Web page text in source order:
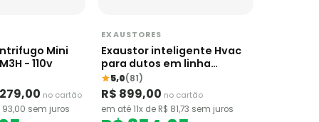
Mini
- 110v
no cartão
93,00 sem juros
EXAUSTORES
Exaustor inteligente Hvac
para dutos em linha
Vivosun Aerozesh 100mm
5,0(81)
R$ 899,00 no cartão
em até 11x de R$ 81,73 sem juros